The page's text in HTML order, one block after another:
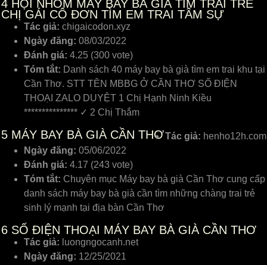
4 HỘI NHÓM MÁY BAY BÀ GIÀ TÌM TRAI TRẺ
CHỊ GÁI CÔ ĐƠN TÌM EM TRAI TÂM SỰ
Tác giả: chigaicodon.xyz
Ngày đăng: 08/03/2022
Đánh giá: 4.25 (300 vote)
Tóm tắt: Danh sách 40 máy bay bà già tìm em trai khu tại
Cần Thơ. STT TÊN MBBG Ở CẦN THƠ SỐ ĐIỆN
THOẠI ZALO DUYỆT 1 Chị Hạnh Ninh Kiều
*************** ✓ 2 Chị Thắm
5 MÁY BAY BÀ GIÀ CẦN THƠTác giả: henho12h.com
Ngày đăng: 05/06/2022
Đánh giá: 4.17 (243 vote)
Tóm tắt: Chuyên mục Máy bay bà già Cần Thơ cung cấp
danh sách máy bay bà già cần tìm những chàng trai trẻ
sinh lý mạnh tại địa bàn Cần Thơ
6 SỐ ĐIỆN THOẠI MÁY BAY BÀ GIÀ CẦN THƠ
Tác giả: luongngocanh.net
Ngày đăng: 12/25/2021